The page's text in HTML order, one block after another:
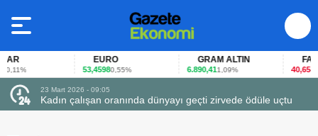
EURO
53,45980,55%
GRAM ALTIN
6.890,411,09%
FAİZ
40,65-
23 Mart 2026 - 09:05
Kadın çalışan oranında dünyayı geçti zirvede ödüle uçtu